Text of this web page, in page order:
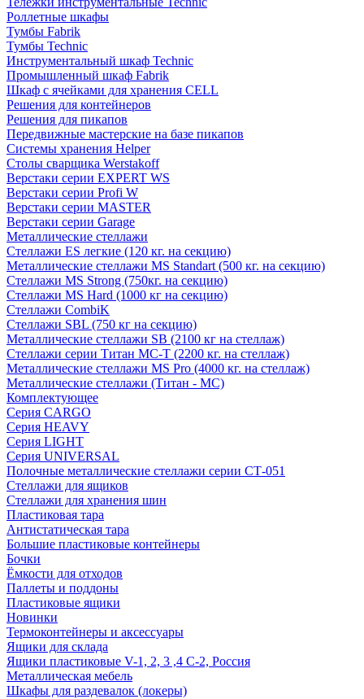
Роллетные шкафы
Тумбы Fabrik
Тумбы Technic
Инструментальный шкаф Technic
Промышленный шкаф Fabrik
Шкаф с ячейками для хранения CELL
Решения для контейнеров
Решения для пикапов
Передвижные мастерские на базе пикапов
Системы хранения Helper
Столы сварщика Werstakoff
Верстаки серии EXPERT WS
Верстаки серии Profi W
Верстаки серии MASTER
Верстаки серии Garage
Металлические стеллажи
Стеллажи ES легкие (120 кг. на секцию)
Металлические стеллажи MS Standart (500 кг. на секцию)
Стеллажи MS Strong (750кг. на секцию)
Стеллажи MS Hard (1000 кг на секцию)
Стеллажи CombiK
Стеллажи SBL (750 кг на секцию)
Металлические стеллажи SB (2100 кг на стеллаж)
Стеллажи серии Титан МС-Т (2200 кг. на стеллаж)
Металлические стеллажи MS Pro (4000 кг. на стеллаж)
Металлические стеллажи (Титан - МС)
Комплектующее
Серия CARGO
Серия HEAVY
Серия LIGHT
Серия UNIVERSAL
Полочные металлические стеллажи серии СТ-051
Стеллажи для ящиков
Стеллажи для хранения шин
Пластиковая тара
Антистатическая тара
Большие пластиковые контейнеры
Бочки
Ёмкости для отходов
Паллеты и поддоны
Пластиковые ящики
Новинки
Термоконтейнеры и аксессуары
Ящики для склада
Ящики пластиковые V-1, 2, 3 ,4 С-2, Россия
Металлическая мебель
Шкафы для раздевалок (локеры)